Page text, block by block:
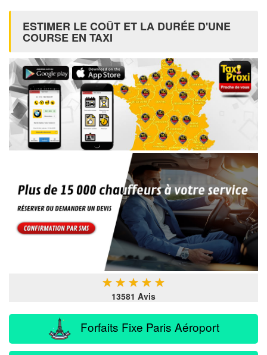
ESTIMER LE COÛT ET LA DURÉE D'UNE
COURSE EN TAXI
★ ★ ★ ★ ★
13581 Avis
Forfaits Fixe Paris Aéroport